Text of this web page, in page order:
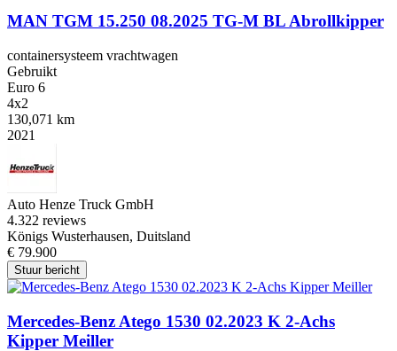
MAN TGM 15.250 08.2025 TG-M BL Abrollkipper
containersysteem vrachtwagen
Gebruikt
Euro 6
4x2
130,071 km
2021
Auto Henze Truck GmbH
4.322 reviews
Königs Wusterhausen, Duitsland
€ 79.900
Stuur bericht
Mercedes-Benz Atego 1530 02.2023 K 2-Achs
Kipper Meiller